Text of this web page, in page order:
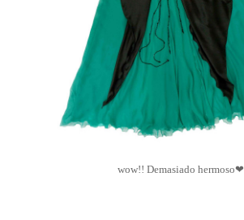
wow!! Demasiado hermoso❤